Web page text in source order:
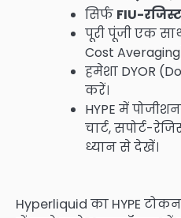
सिर्फ FIU-
पूरी पूंजी एक
Cost
हमेशा DYOR
करें।
HYPE में
चार्ट, सपोर्ट-
ध्यान से देखें।
Hyperliquid का HYPE